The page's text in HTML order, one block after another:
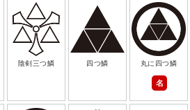
陰剣三つ鱗 四つ鱗 丸に四つ鱗
名